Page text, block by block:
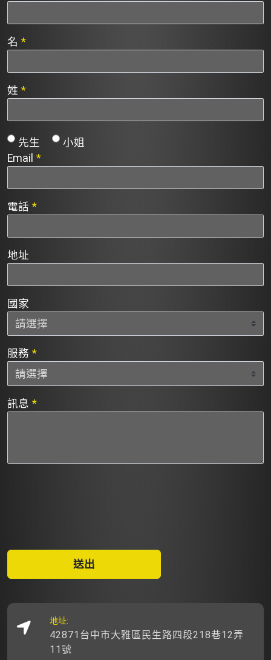
名 *
姓 *
先生
小姐
Email *
電話 *
地址
國家
服務 *
訊息 *
送出
地址:
42871台中市大雅區民生路四段218巷12弄
11號